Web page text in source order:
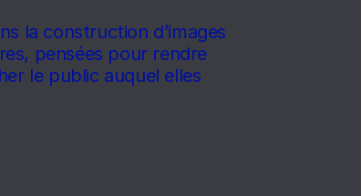
la construction d’images
pensées pour rendre
le public auquel elles